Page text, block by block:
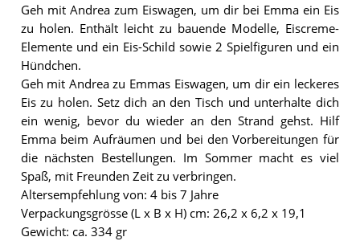
Geh mit Andrea zum Eiswagen, um dir bei Emma ein Eis
zu holen. Enthält leicht zu bauende Modelle, Eiscreme-
Elemente und ein Eis-Schild sowie 2 Spielfiguren und ein
Hündchen.
Geh mit Andrea zu Emmas Eiswagen, um dir ein leckeres
Eis zu holen. Setz dich an den Tisch und unterhalte dich
ein wenig, bevor du wieder an den Strand gehst. Hilf
Emma beim Aufräumen und bei den Vorbereitungen für
die nächsten Bestellungen. Im Sommer macht es viel
Spaß, mit Freunden Zeit zu verbringen.
Altersempfehlung von: 4 bis 7 Jahre
Verpackungsgrösse (L x B x H) cm: 26,2 x 6,2 x 19,1
Gewicht: ca. 334 gr